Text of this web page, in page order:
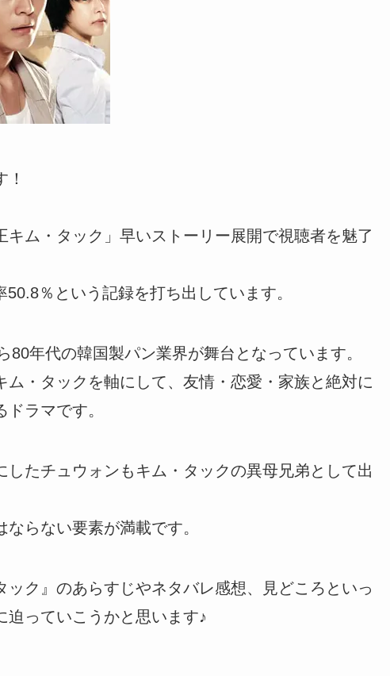
ム・タック」早いストーリー展開で視聴者を魅了
％という記録を打ち出しています。
年代の韓国製パン業界が舞台となっています。
・タックを軸にして、友情・恋愛・家族と絶対に
ラマです。
たチュウォンもキム・タックの異母兄弟として出
らない要素が満載です。
ク』のあらすじやネタバレ感想、見どころといっ
っていこうかと思います♪